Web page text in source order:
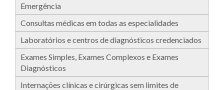
Emergência
Consultas médicas em todas as especialidades
Laboratórios e centros de diagnósticos credenciados
Exames Simples, Exames Complexos e Exames
Diagnósticos
Internações clínicas e cirúrgicas sem limites de